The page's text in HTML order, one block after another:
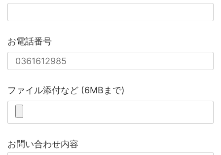
お電話番号
ファイル添付など (6MBまで)
お問い合わせ内容